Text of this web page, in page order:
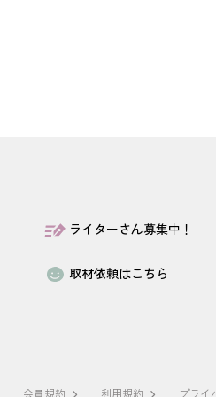
ライターさん募集中！
取材依頼はこちら
会員規約 利用規約 プライ